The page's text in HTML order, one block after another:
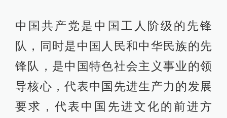
中国共产党是中国工人阶级的先锋
队，同时是中国人民和中华民族的先
锋队，是中国特色社会主义事业的领
导核心，代表中国先进生产力的发展
要求，代表中国先进文化的前进方